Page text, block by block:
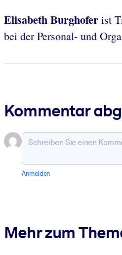
Elisabeth Burghofer ist
bei der Personal- und
Kommentar
Anmelden
Mehr zum